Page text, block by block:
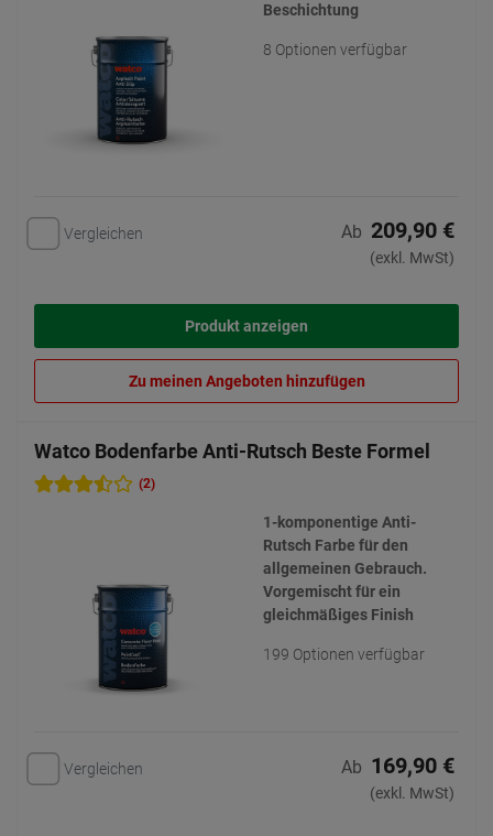
Beschichtung
8 Optionen verfügbar
Vergleichen Ab 209,90 €
(exkl. MwSt)
Produkt anzeigen
Zu meinen Angeboten hinzufügen
Watco Bodenfarbe Anti-Rutsch Beste Formel
(2)
1-komponentige Anti-
Rutsch Farbe für den
allgemeinen Gebrauch.
Vorgemischt für ein
gleichmäßiges Finish
199 Optionen verfügbar
Vergleichen Ab 169,90 €
(exkl. MwSt)